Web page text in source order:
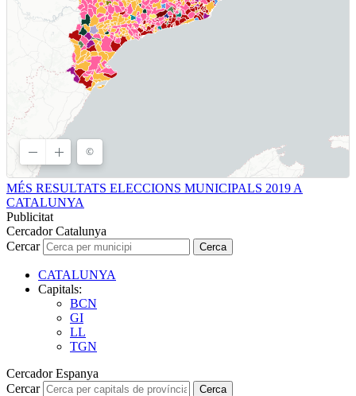
MÉS RESULTATS ELECCIONS MUNICIPALS 2019 A
CATALUNYA
Publicitat
Cercador Catalunya
Cercar
Cerca
CATALUNYA
Capitals:
BCN
GI
LL
TGN
Cercador Espanya
Cercar
Cerca